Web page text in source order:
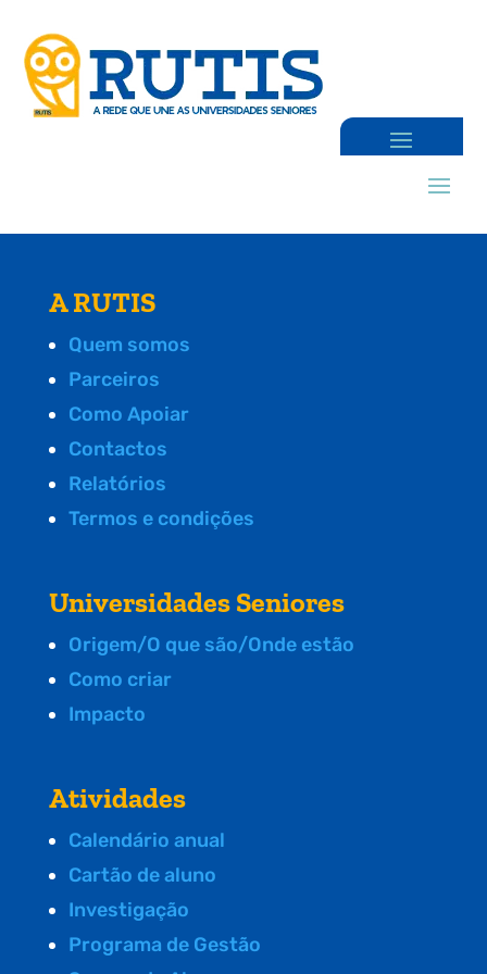
A RUTIS
Quem somos
Parceiros
Como Apoiar
Contactos
Relatórios
Termos e condições
Universidades Seniores
Origem/O que são/Onde estão
Como criar
Impacto
Atividades
Calendário anual
Cartão de aluno
Investigação
Programa de Gestão